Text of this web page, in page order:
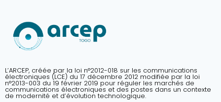
L’ARCEP, créée par la loi n°2012-018 sur les communications
électroniques (LCE) du 17 décembre 2012 modifiée par la loi
n°2013-003 du 19 février 2019 pour réguler les marchés de
communications électroniques et des postes dans un contexte
de modernité et d’évolution technologique.